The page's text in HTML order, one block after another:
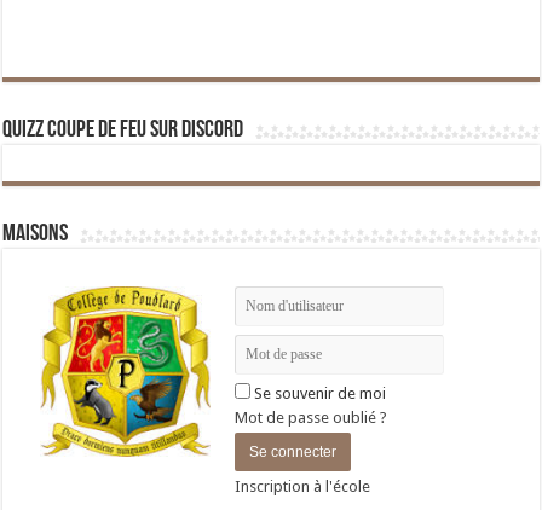
Quizz Coupe de Feu sur Discord
Maisons
Se souvenir de moi
Mot de passe oublié ?
Inscription à l'école